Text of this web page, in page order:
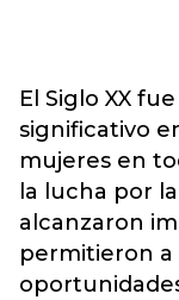
El Siglo XX
significativo
mujeres en
la lucha por
alcanzaron
permitieron a